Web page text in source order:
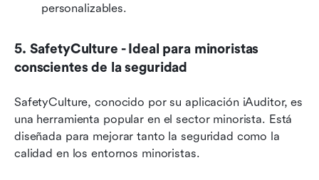
personalizables.
5. SafetyCulture - Ideal para minoristas
conscientes de la seguridad
SafetyCulture, conocido por su aplicación iAuditor, es
una herramienta popular en el sector minorista. Está
diseñada para mejorar tanto la seguridad como la
calidad en los entornos minoristas.